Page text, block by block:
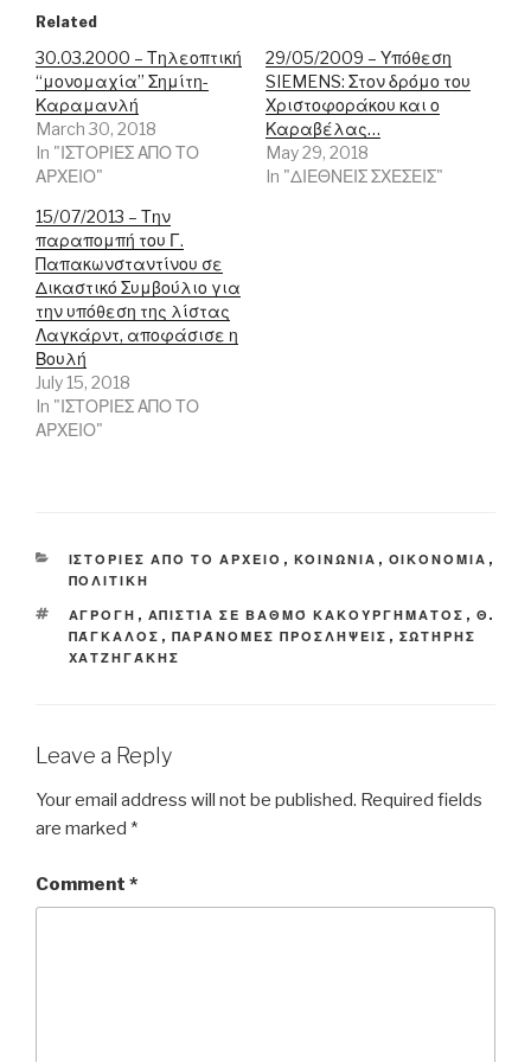
b
o
k
(
O
p
e
n
s
i
n
e
w
w
i
n
d
o
w
)
(
O
p
e
n
s
i
e
w
w
i
n
d
o
w
)
(
O
p
e
i
n
d
o
w
)
Related
30.03.2000 – Τηλεοπτική
“μονομαχία” Σημίτη-
Καραμανλή
March 30, 2018
In "ΙΣΤΟΡΙΕΣ ΑΠΟ ΤΟ
ΑΡΧΕΙΟ"
29/05/2009 – Υπόθεση
SIEMENS: Στον δρόμο του
Χριστοφοράκου και ο
Καραβέλας…
May 29, 2018
In "ΔΙΕΘΝΕΙΣ ΣΧΕΣΕΙΣ"
15/07/2013 – Την
παραπομπή του Γ.
Παπακωνσταντίνου σε
Δικαστικό Συμβούλιο για
την υπόθεση της λίστας
Λαγκάρντ, αποφάσισε η
Βουλή
July 15, 2018
In "ΙΣΤΟΡΙΕΣ ΑΠΟ ΤΟ
ΑΡΧΕΙΟ"
CATEGORIES
ΙΣΤΟΡΙΕΣ ΑΠΟ ΤΟ ΑΡΧΕΙΟ , ΚΟΙΝΩΝΙΑ , ΟΙΚΟΝΟΜΙΑ ,
ΠΟΛΙΤΙΚΗ
TAGS
ΑΓΡΟΓΗ , ΑΠΙΣΤΊΑ ΣΕ ΒΑΘΜΌ ΚΑΚΟΥΡΓΉΜΑΤΟΣ , Θ.
ΠΆΓΚΑΛΟΣ , ΠΑΡΆΝΟΜΕΣ ΠΡΟΣΛΉΨΕΙΣ , ΣΩΤΉΡΗΣ
ΧΑΤΖΗΓΆΚΗΣ
Leave a Reply
Your email address will not be published. Required fields
are marked *
Comment *